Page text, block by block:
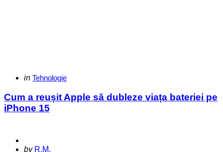
Categories
Posted
in Tehnologie
Cum a reușit Apple să dubleze viața bateriei pe
iPhone 15
Posted
by R.M.